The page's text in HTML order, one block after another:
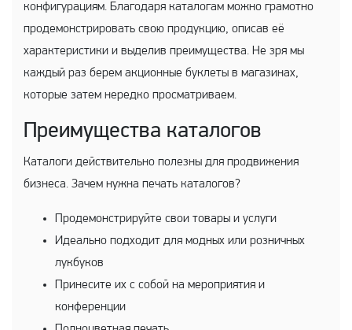
конфигурациям. Благодаря каталогам можно грамотно
продемонстрировать свою продукцию, описав её
характеристики и выделив преимущества. Не зря мы
каждый раз берем акционные буклеты в магазинах,
которые затем нередко просматриваем.
Преимущества каталогов
Каталоги действительно полезны для продвижения
бизнеса. Зачем нужна печать каталогов?
Продемонстрируйте свои товары и услуги
Идеально подходит для модных или розничных
лукбуков
Принесите их с собой на мероприятия и
конференции